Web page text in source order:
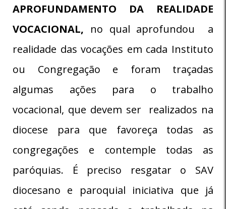
APROFUNDAMENTO DA REALIDADE
VOCACIONAL, no qual aprofundou a
realidade das vocações em cada Instituto
ou Congregação e foram traçadas
algumas ações para o trabalho
vocacional, que devem ser realizados na
diocese para que favoreça todas as
congregações e contemple todas as
paróquias. É preciso resgatar o SAV
diocesano e paroquial iniciativa que já